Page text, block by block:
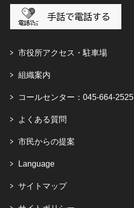
市役所アクセス・駐車場
組織案内
コールセンター：045-664-2525
よくある質問
市民からの提案
Language
サイトマップ